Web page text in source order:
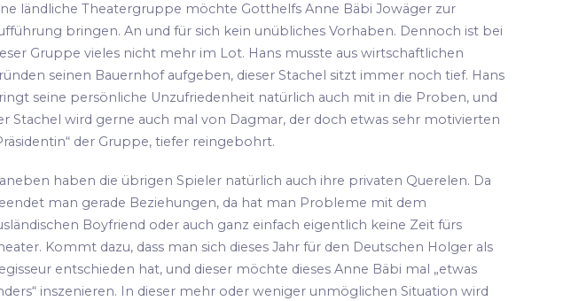
ländliche Theatergruppe möchte Gotthelfs Anne Bäbi Jowäger zur
bringen. An und für sich kein unübliches Vorhaben. Dennoch ist bei
Gruppe vieles nicht mehr im Lot. Hans musste aus wirtschaftlichen
seinen Bauernhof aufgeben, dieser Stachel sitzt immer noch tief. Hans
seine persönliche Unzufriedenheit natürlich auch mit in die Proben, und
Stachel wird gerne auch mal von Dagmar, der doch etwas sehr motivierten
der Gruppe, tiefer reingebohrt.
haben die übrigen Spieler natürlich auch ihre privaten Querelen. Da
man gerade Beziehungen, da hat man Probleme mit dem
Boyfriend oder auch ganz einfach eigentlich keine Zeit fürs
Kommt dazu, dass man sich dieses Jahr für den Deutschen Holger als
entschieden hat, und dieser möchte dieses Anne Bäbi mal „etwas
inszenieren. In dieser mehr oder weniger unmöglichen Situation wird